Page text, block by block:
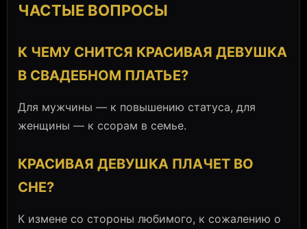
ЧАСТЫЕ ВОПРОСЫ
К ЧЕМУ СНИТСЯ КРАСИВАЯ ДЕВУШКА
В СВАДЕБНОМ ПЛАТЬЕ?
Для мужчины — к повышению статуса, для
женщины — к ссорам в семье.
КРАСИВАЯ ДЕВУШКА ПЛАЧЕТ ВО
СНЕ?
К измене со стороны любимого, к сожалению о